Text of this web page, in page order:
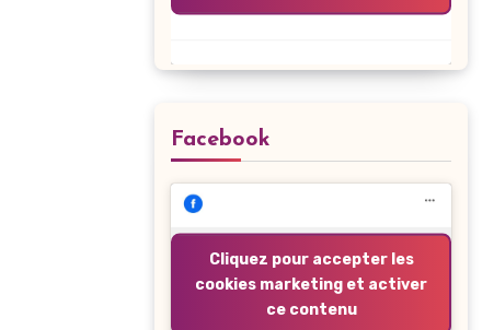
Facebook
Cliquez pour accepter les
cookies marketing et activer
ce contenu